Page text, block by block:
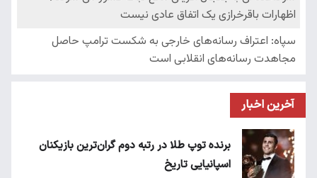
آخرین اخبار
برنده توپ طلا در رتبه دوم گران‌ترین بازیکنان
اسپانیایی تاریخ